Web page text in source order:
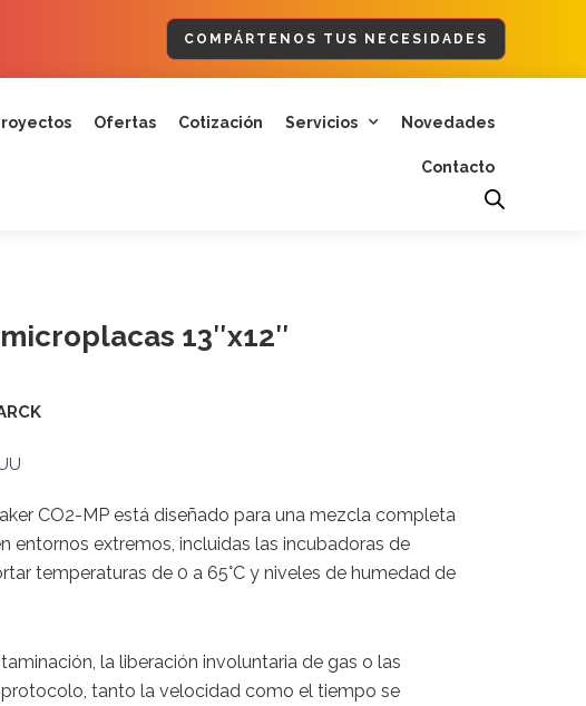
COMPÁRTENOS TUS NECESIDADES
Ofertas Cotización Servicios Novedades
Contacto
13″x12″
CO2-MP está diseñado para una mezcla completa
entornos extremos, incluidas las incubadoras de
temperaturas de 0 a 65°C y niveles de humedad de
la liberación involuntaria de gas o las
tanto la velocidad como el tiempo se